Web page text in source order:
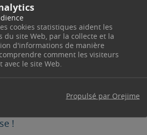
cookies statistiques aident les
du site Web, par la collecte et la
d'informations de manière
comment les visiteurs
le site Web.
Propulsé par Orejime
de 10h-13h
danseur, chorégraphe afro et
professeur de danses
diplômé de l’école des
percussionnistes.
! Entrez au cœur de la
!